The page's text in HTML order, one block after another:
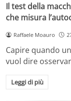
Il test della
che misura
Raffaele Moauro
Capire quando
vuol dire
Leggi di più